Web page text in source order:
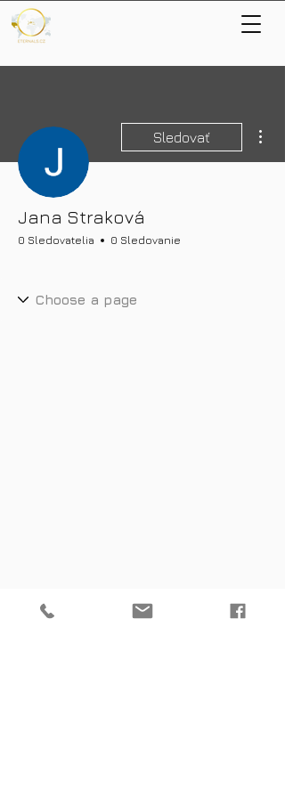
Sledovať
Jana Straková
0 Sledovatelia 0 Sledovanie